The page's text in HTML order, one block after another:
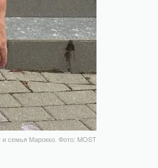
и семья Марокко. Фото: MOST